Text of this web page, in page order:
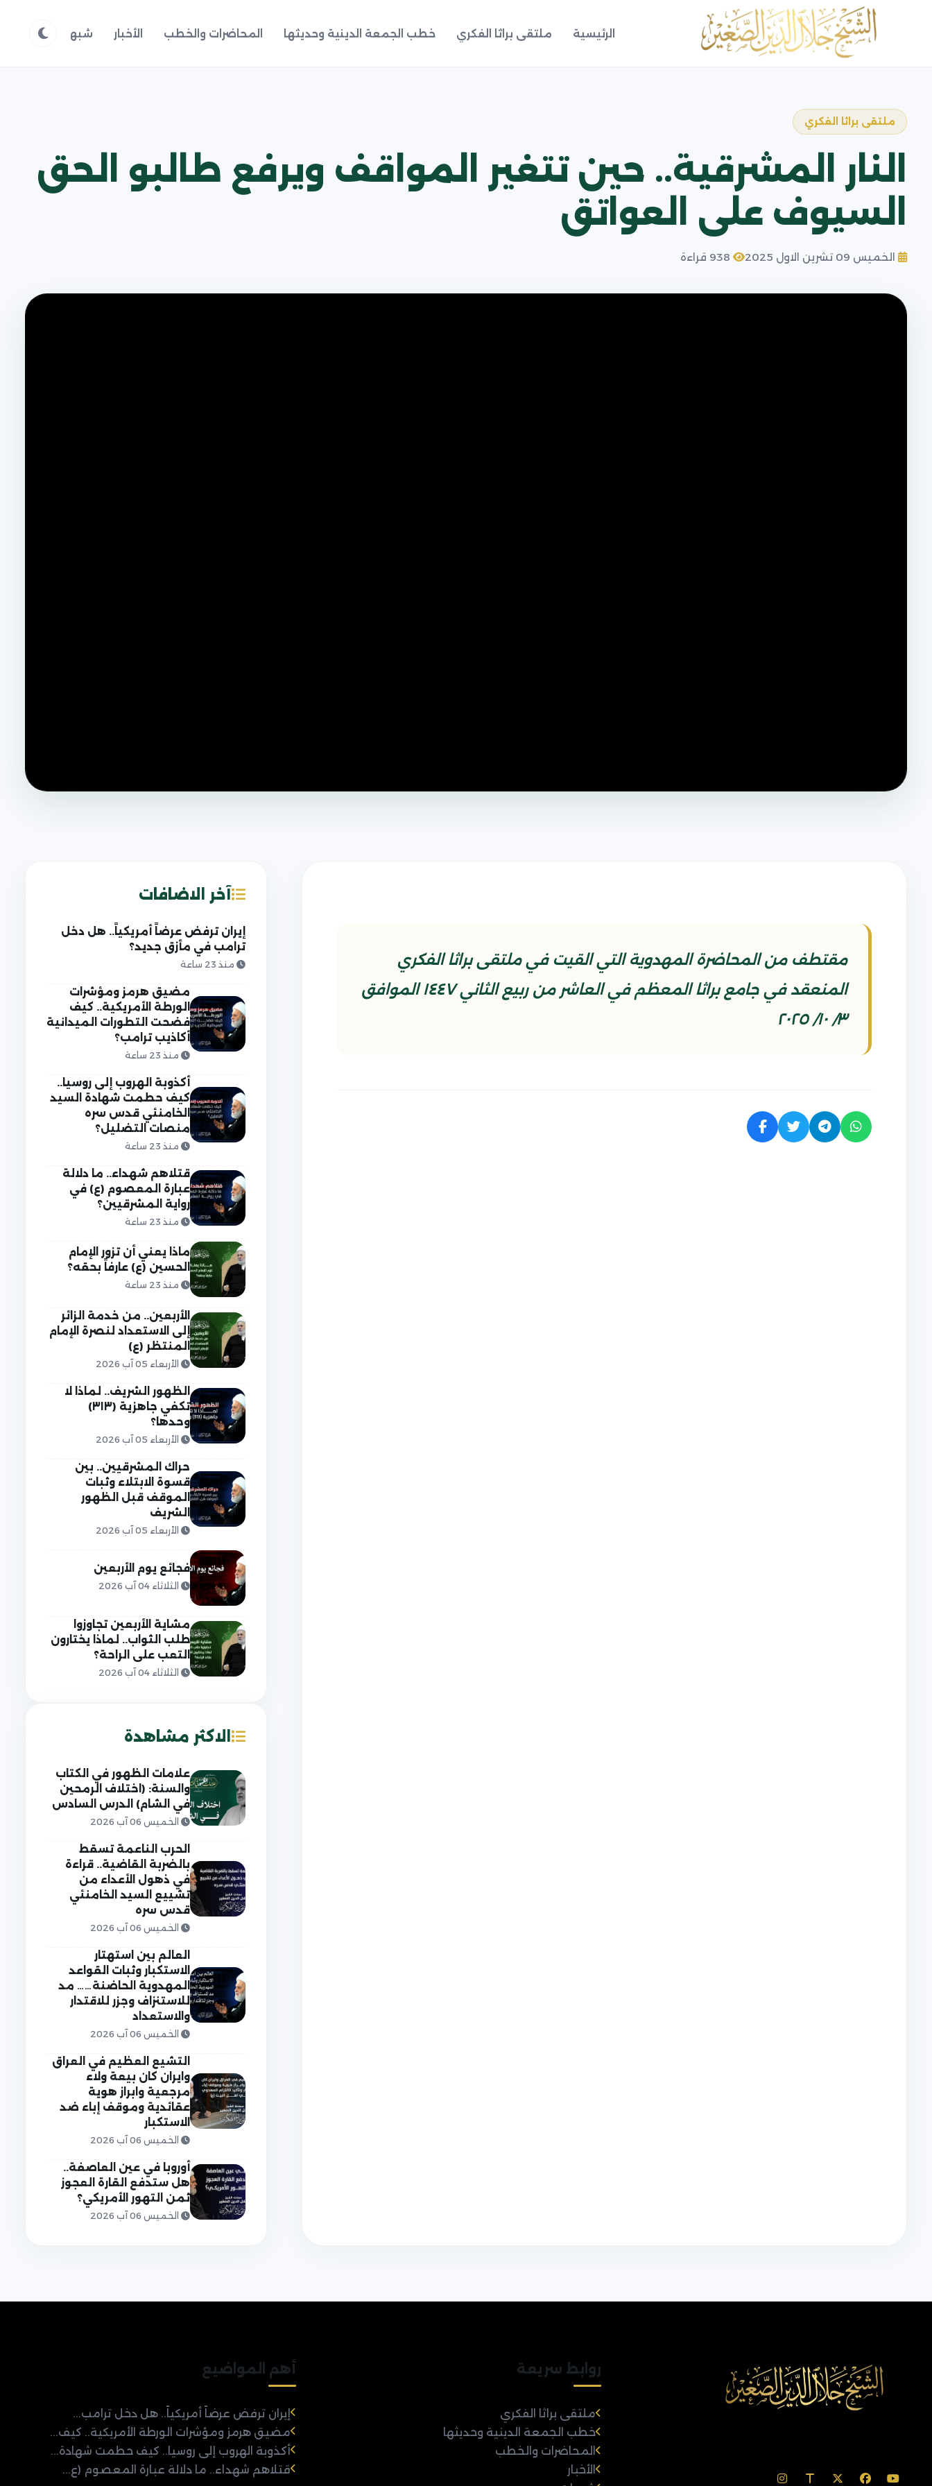
الرئيسية ملتقى براثا الفكري خطب الجمعة الدينية وحديثها المحاضرات والخطب الأخبار شبهات وردود
ملتقى براثا الفكري
النار المشرقية.. حين تتغير المواقف ويرفع طالبو الحق
السيوف على العواتق
الخميس 09 تشرين الاول 2025
مقتطف من المحاضرة المهدوية التي القيت في ملتقى براثا الفكري
المنعقد في جامع براثا المعظم في العاشر من ربيع الثاني ١٤٤٧ الموافق
٣/ ١٠/ ٢٠٢٥
آخر الاضافات
إيران ترفض عرضاً أمريكياً.. هل دخل
ترامب في مأزق جديد؟
منذ 23 ساعة
مضيق هرمز ومؤشرات
الورطة الأمريكية.. كيف
فضحت التطورات الميدانية
أكاذيب ترامب؟
منذ 23 ساعة
أكذوبة الهروب إلى روسيا..
كيف حطمت شهادة السيد
الخامنئي قدس سره
منصات التضليل؟
منذ 23 ساعة
قتلاهم شهداء.. ما دلالة
عبارة المعصوم (ع) في
رواية المشرقيين؟
منذ 23 ساعة
ماذا يعني أن تزور الإمام
الحسين (ع) عارفاً بحقه؟
منذ 23 ساعة
الأربعين.. من خدمة الزائر
إلى الاستعداد لنصرة الإمام
المنتظر (ع)
الأربعاء 05 آب 2026
الظهور الشريف.. لماذا لا
تكفي جاهزية (٣١٣)
وحدها؟
الأربعاء 05 آب 2026
حراك المشرقيين.. بين
قسوة الابتلاء وثبات
الموقف قبل الظهور
الشريف
الأربعاء 05 آب 2026
فجائع يوم الأربعين
الثلاثاء 04 آب 2026
مشاية الأربعين تجاوزوا
طلب الثواب.. لماذا يختارون
التعب على الراحة؟
الثلاثاء 04 آب 2026
الاكثر مشاهدة
علامات الظهور في الكتاب
والسنة: (اختلاف الرمحين
في الشام) الدرس السادس
الخميس 06 آب 2026
الحرب الناعمة تسقط
بالضربة القاضية.. قراءة
في ذهول الأعداء من
تشييع السيد الخامنئي
قدس سره
الخميس 06 آب 2026
العالم بين استهتار
الاستكبار وثبات القواعد
المهدوية الحاضنة…… مد
للاستنزاف وجزر للاقتدار
والاستعداد
الخميس 06 آب 2026
التشيع العظيم في العراق
وايران كان بيعة ولاء
مرجعية وابراز هوية
عقائدية وموقف إباء ضد
الاستكبار
الخميس 06 آب 2026
أوروبا في عين العاصفة..
هل ستدفع القارة العجوز
ثمن التهور الأمريكي؟
الخميس 06 آب 2026
روابط سريعة
ملتقى براثا الفكري
خطب الجمعة الدينية وحديثها
المحاضرات والخطب
الأخبار
أهم المواضيع
إيران ترفض عرضاً أمريكياً.. هل دخل ترامب...
مضيق هرمز ومؤشرات الورطة الأمريكية.. كيف...
أكذوبة الهروب إلى روسيا.. كيف حطمت شهادة...
قتلاهم شهداء.. ما دلالة عبارة المعصوم (ع...